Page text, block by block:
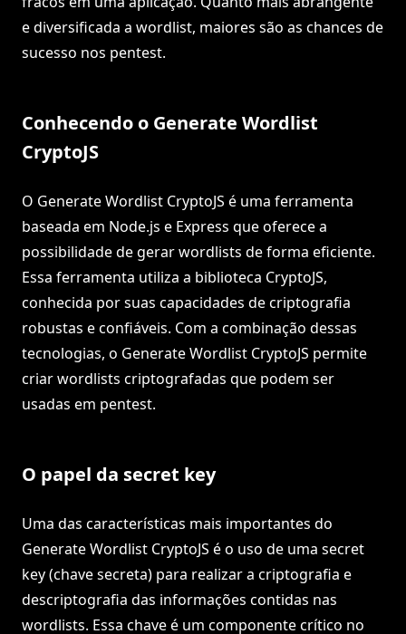
e diversificada a wordlist, maiores são as chances de
sucesso nos pentest.
Conhecendo o Generate Wordlist
CryptoJS
O Generate Wordlist CryptoJS é uma ferramenta
baseada em Node.js e Express que oferece a
possibilidade de gerar wordlists de forma eficiente.
Essa ferramenta utiliza a biblioteca CryptoJS,
conhecida por suas capacidades de criptografia
robustas e confiáveis. Com a combinação dessas
tecnologias, o Generate Wordlist CryptoJS permite
criar wordlists criptografadas que podem ser
usadas em pentest.
O papel da secret key
Uma das características mais importantes do
Generate Wordlist CryptoJS é o uso de uma secret
key (chave secreta) para realizar a criptografia e
descriptografia das informações contidas nas
wordlists. Essa chave é um componente crítico no